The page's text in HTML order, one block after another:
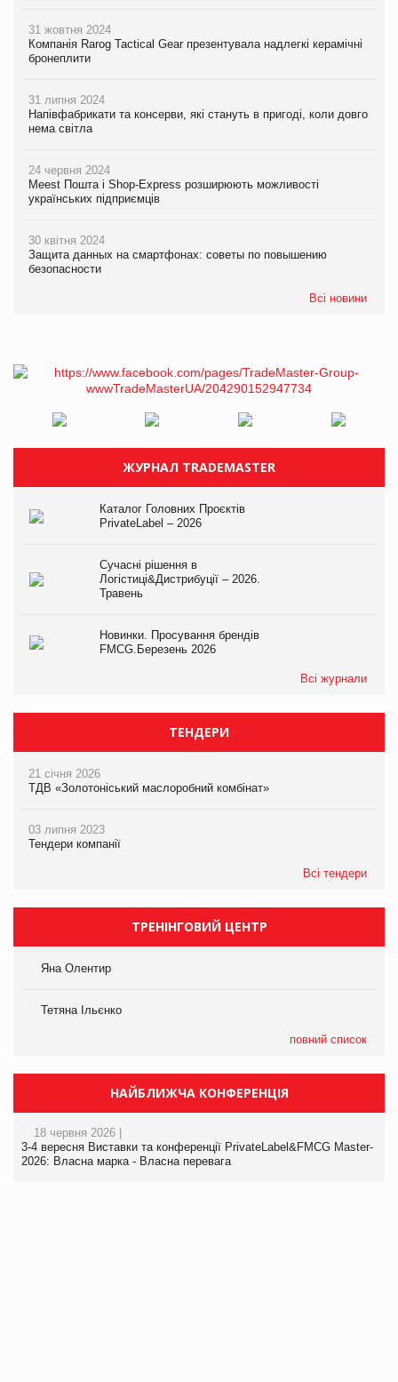
31 жовтня 2024
Компанія Rarog Tactical Gear презентувала надлегкі керамічні
бронеплити
31 липня 2024
Напівфабрикати та консерви, які стануть в пригоді, коли довго
нема світла
24 червня 2024
Meest Пошта і Shop-Express розширюють можливості
українських підприємців
30 квітня 2024
Защита данных на смартфонах: советы по повышению
безопасности
Всі новини
ЖУРНАЛ TRADEMASTER
Каталог Головних Проєктів
PrivateLabel – 2026
Сучасні рішення в
Логістиці&Дистрибуції – 2026.
Травень
Новинки. Просування брендів
FMCG.Березень 2026
Всі журнали
ТЕНДЕРИ
21 січня 2026
ТДВ «Золотоніський маслоробний комбінат»
03 липня 2023
Тендери компанії
Всі тендери
ТРЕНІНГОВИЙ ЦЕНТР
Яна Олентир
Тетяна Ільєнко
повний список
НАЙБЛИЖЧА КОНФЕРЕНЦІЯ
18 червня 2026 |
3-4 вересня Виставки та конференції PrivateLabel&FMCG Master-
2026: Власна марка - Власна перевага